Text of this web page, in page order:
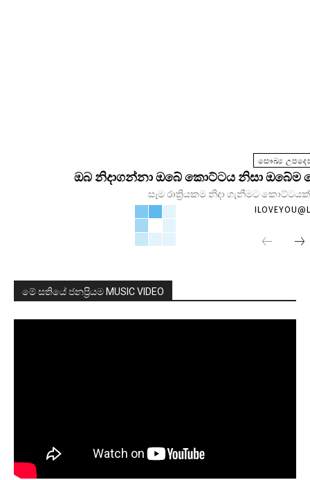
සෞඛ්‍ය
ඔබ නිදාගන්නා ඔබේ කොට්ටය නිසා ඔබේම
සෑම රාත්‍රියකම නිදා ගැනීමට
මේ සතියේ ජනප්‍රියම MUSIC VIDEO